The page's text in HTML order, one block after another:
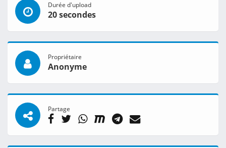
Durée d'upload
20 secondes
Propriétaire
Anonyme
Partage